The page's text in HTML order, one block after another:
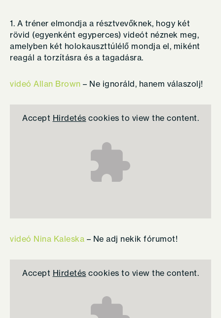
1. A tréner elmondja a résztvevőknek, hogy két
rövid (egyenként egyperces) videót néznek meg,
amelyben két holokauszttúlélő mondja el, miként
reagál a torzításra és a tagadásra.
videó Allan Brown – Ne ignoráld, hanem válaszolj!
Accept Hirdetés cookies to view the content.
videó Nina Kaleska – Ne adj nekik fórumot!
Accept Hirdetés cookies to view the content.